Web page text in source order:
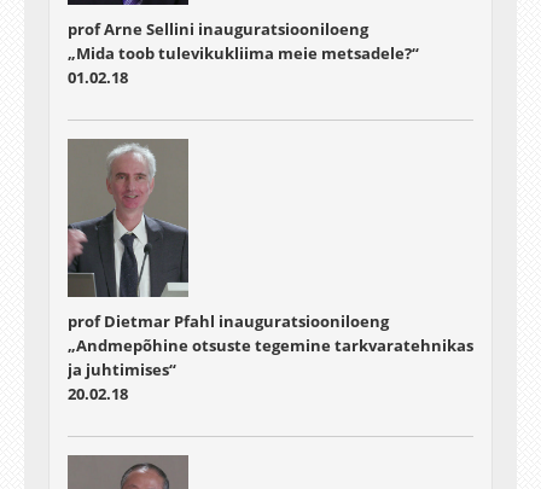
prof Arne Sellini inauguratsiooniloeng
„Mida toob tulevikukliima meie metsadele?“
01.02.18
prof Dietmar Pfahl inauguratsiooniloeng
„Andmepõhine otsuste tegemine tarkvaratehnikas
ja juhtimises“
20.02.18